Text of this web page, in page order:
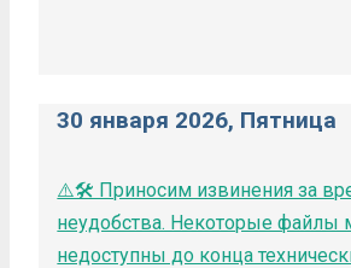
30 января 2026, Пятница
⚠️🛠️ Приносим извинения за
неудобства. Некоторые файлы
недоступны до конца